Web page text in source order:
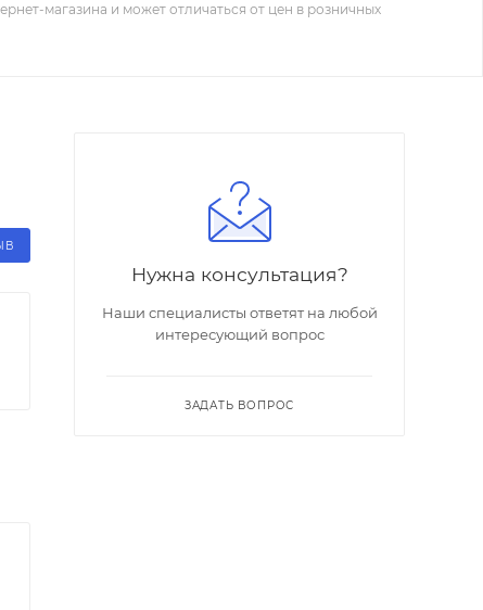
магазина и может отличаться от цен в розничных
Нужна консультация?
Наши специалисты ответят на любой
интересующий вопрос
ЗАДАТЬ ВОПРОС